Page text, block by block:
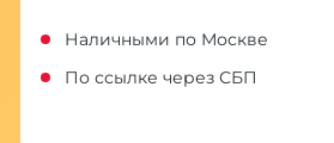
Наличными по Москве
По ссылке через СБП